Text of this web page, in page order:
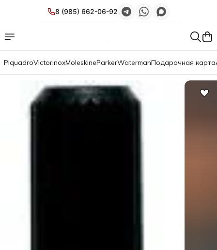
8 (985) 662-06-92
PiquadroVictorinoxMoleskineParkerWatermanПодарочная карта